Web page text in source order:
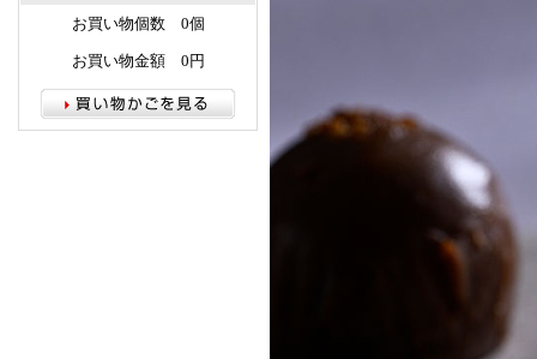
お買い物個数 0個
お買い物金額 0円